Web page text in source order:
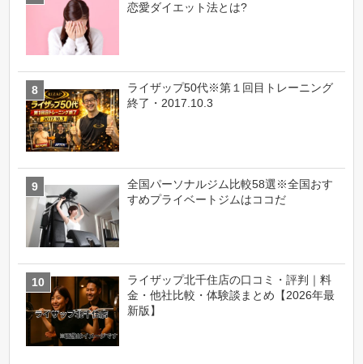
恋愛ダイエット法とは?
ライザップ50代※第１回目トレーニング
終了・2017.10.3
全国パーソナルジム比較58選※全国おす
すめプライベートジムはココだ
ライザップ北千住店の口コミ・評判｜料
金・他社比較・体験談まとめ【2026年最
新版】